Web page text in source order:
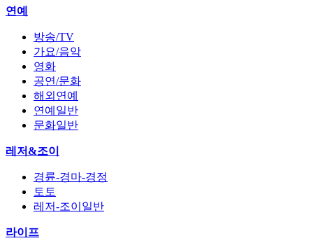
연예
방송/TV
가요/음악
영화
공연/문화
해외연예
연예일반
문화일반
레저&조이
경륜-경마-경정
토토
레저-조이일반
라이프